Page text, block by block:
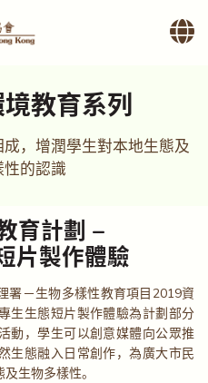
教育系列
，增潤學生對本地生態及
的認識
育計劃 –
片製作體驗
署－生物多樣性教育項目2019資
生生態短片製作體驗為計劃部分
動，學生可以創意媒體向公眾推
生態融入日常創作，為廣大市民
生物多樣性。